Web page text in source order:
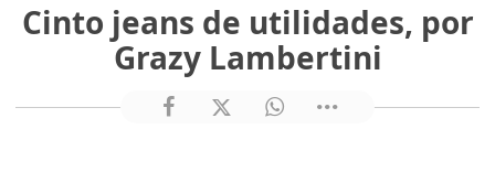
Cinto jeans de utilidades, por
Grazy Lambertini